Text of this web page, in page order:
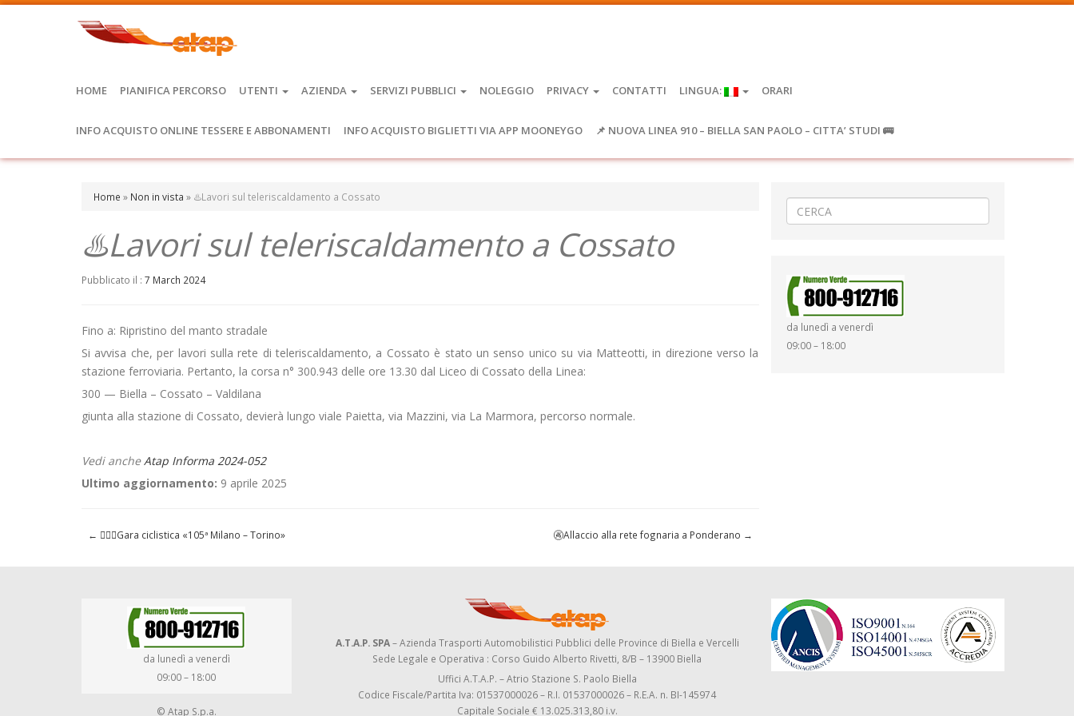
HOME PIANIFICA PERCORSO UTENTI AZIENDA SERVIZI PUBBLICI NOLEGGIO PRIVACY CONTATTI LINGUA: ORARI
INFO ACQUISTO ONLINE TESSERE E ABBONAMENTI INFO ACQUISTO BIGLIETTI VIA APP MOONEYGO 📌 NUOVA LINEA 910 – BIELLA SAN PAOLO – CITTA’ STUDI 🚌
Home » Non in vista » ♨️Lavori sul teleriscaldamento a Cossato
♨️Lavori sul teleriscaldamento a Cossato
Pubblicato il : 7 March 2024
Fino a: Ripristino del manto stradale
Si avvisa che, per lavori sulla rete di teleriscaldamento, a Cossato è stato un senso unico su via Matteotti, in direzione verso la
stazione ferroviaria. Pertanto, la corsa n° 300.943 delle ore 13.30 dal Liceo di Cossato della Linea:
300 — Biella – Cossato – Valdilana
giunta alla stazione di Cossato, devierà lungo viale Paietta, via Mazzini, via La Marmora, percorso normale.
Vedi ancheAtap Informa 2024-052
Ultimo aggiornamento: 9 aprile 2025
← 🚴🏾‍♀️Gara ciclistica «105ª Milano – Torino» 🚱Allaccio alla rete fognaria a Ponderano →
da lunedì a venerdì
09:00 – 18:00
da lunedì a venerdì
09:00 – 18:00
© Atap S.p.a.
A.T.A.P. SPA– Azienda Trasporti Automobilistici Pubblici delle Province di Biella e Vercelli
Sede Legale e Operativa : Corso Guido Alberto Rivetti, 8/B – 13900 Biella
Uffici A.T.A.P. – Atrio Stazione S. Paolo Biella
Codice Fiscale/Partita Iva: 01537000026 – R.I. 01537000026 – R.E.A. n. BI-145974
Capitale Sociale € 13.025.313,80 i.v.